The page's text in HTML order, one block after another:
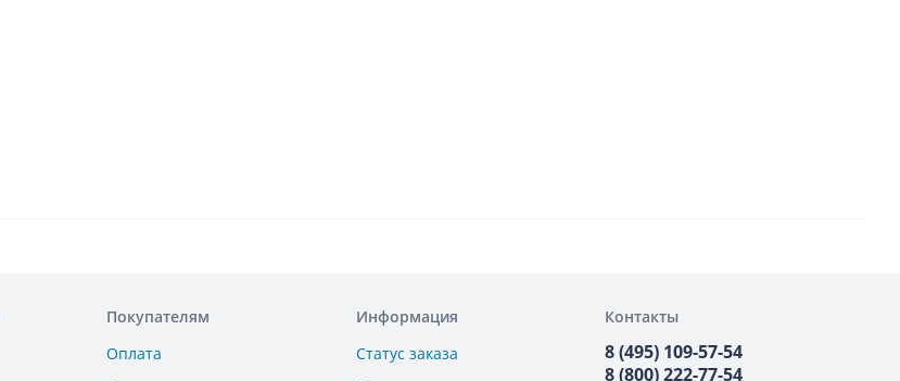
Покупателям
Оплата
Информация
Статус заказа
Контакты
8 (495) 109-57-54
8 (800) 222-77-54